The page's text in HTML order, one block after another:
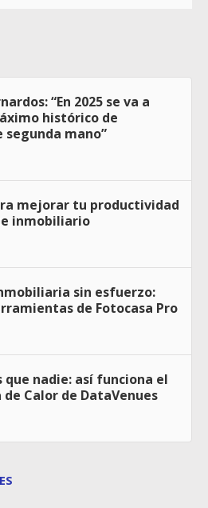
“En 2025 se va a
histórico de
segunda mano”
mejorar tu productividad
inmobiliario
sin esfuerzo:
de Fotocasa Pro
que nadie: así funciona el
de Calor de DataVenues